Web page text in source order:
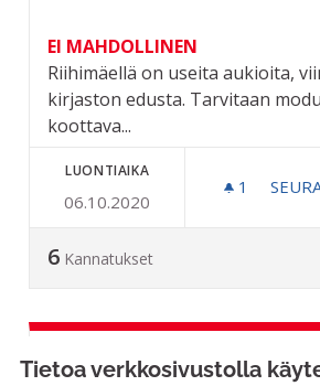
Tietoa verkkosivustolla
EI MAHDOLLINEN
Riihimäellä on useita aukioita,
kirjaston edusta. Tarvitaan
koottava...
LUONTIAIKA
06.10.2020
1 1
6 Kannatukset
Lemmenmäen yleisilme